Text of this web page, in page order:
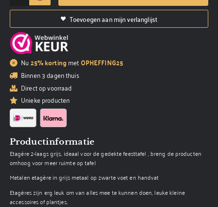
Toevoegen aan mijn verlanglijst
Nu 25% korting metOPHEFFING25
Binnen 3 dagen thuis
Direct op voorraad
Unieke producten
Productinformatie
Etagère 2-laags grijs, ideaal voor de gedekte feesttafel , breng de producten
omhoog voor meer ruimte op tafel
Metalen etagère in grijs metaal op zwarte voet en handvat
Etagères zijn erg leuk om van alles mee te kunnen doen, leuke kleine
accessoires of plantjes,